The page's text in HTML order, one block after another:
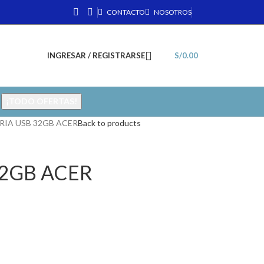
CONTACTO NOSOTROS
INGRESAR / REGISTRARSE S/0.00
USB 32GB ACERBack to products
ACER